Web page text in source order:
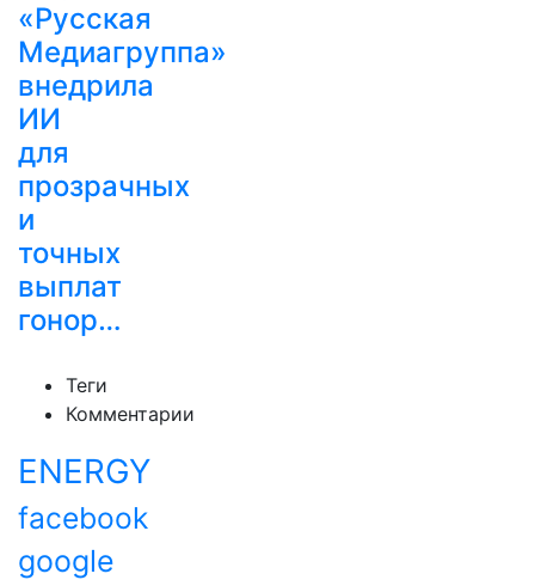
«Русская
Медиагруппа»
внедрила
ИИ
для
прозрачных
и
точных
выплат
гонор…
Теги
Комментарии
ENERGY
facebook
google